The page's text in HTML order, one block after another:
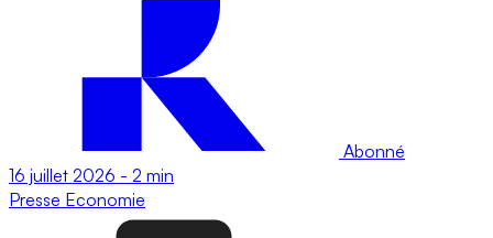
Abonné
16 juillet 2026 - 2 min
Presse Economie